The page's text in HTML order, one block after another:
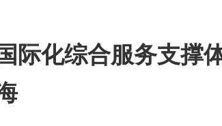
际化综合服务支撑